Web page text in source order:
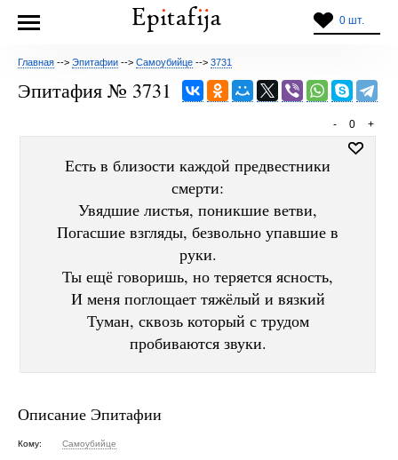
0 шт.
Главная --> Эпитафии --> Самоубийце --> 3731
Эпитафия № 3731
+
0
-
Есть в близости каждой предвестники
смерти:
Увядшие листья, поникшие ветви,
Погасшие взгляды, безвольно упавшие в
руки.
Ты ещё говоришь, но теряется ясность,
И меня поглощает тяжёлый и вязкий
Туман, сквозь который с трудом
пробиваются звуки.
Описание Эпитафии
Кому: Самоубийце